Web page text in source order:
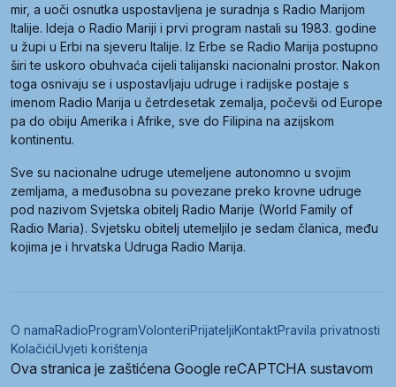
mir, a uoči osnutka uspostavljena je suradnja s Radio Marijom
Italije. Ideja o Radio Mariji i prvi program nastali su 1983. godine
u župi u Erbi na sjeveru Italije. Iz Erbe se Radio Marija postupno
širi te uskoro obuhvaća cijeli talijanski nacionalni prostor. Nakon
toga osnivaju se i uspostavljaju udruge i radijske postaje s
imenom Radio Marija u četrdesetak zemalja, počevši od Europe
pa do obiju Amerika i Afrike, sve do Filipina na azijskom
kontinentu.
Sve su nacionalne udruge utemeljene autonomno u svojim
zemljama, a međusobna su povezane preko krovne udruge
pod nazivom Svjetska obitelj Radio Marije (World Family of
Radio Maria). Svjetsku obitelj utemeljilo je sedam članica, među
kojima je i hrvatska Udruga Radio Marija.
O namaRadioProgramVolonteriPrijateljiKontaktPravila privatnosti
KolačićiUvjeti korištenja
Ova stranica je zaštićena Google reCAPTCHA sustavom